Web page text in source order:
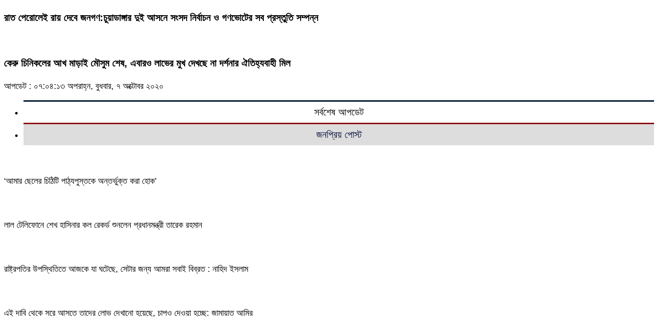
রাত পেরোলেই রায় দেবে জনগণ:চুয়াডাঙ্গার দুই আসনে সংসদ নির্বাচন ও গণভোটের সব প্রস্তুতি সম্পন্ন
কেরু চিনিকলের আখ মাড়াই মৌসুম শেষ, এবারও লাভের মুখ দেখছে না দর্শনার ঐতিহ্যবাহী মিল
আপডেট : ০৭:০৪:১৩ অপরাহ্ন, বুধবার, ৭ অক্টোবর ২০২০
সর্বশেষ আপডেট
জনপ্রিয় পোস্ট
‘আমার ছেলের চিঠিটি পাঠ্যপুস্তকে অন্তর্ভুক্ত করা হোক’
লাল টেলিফোনে শেখ হাসিনার কল রেকর্ড শুনলেন প্রধানমন্ত্রী তারেক রহমান
রাষ্ট্রপতির উপস্থিতিতে আজকে যা ঘটেছে, সেটার জন্য আমরা সবাই বিব্রত : নাহিদ ইসলাম
এই দাবি থেকে সরে আসতে তাদের লোভ দেখানো হয়েছে, চাপও দেওয়া হচ্ছে: জামায়াত আমির